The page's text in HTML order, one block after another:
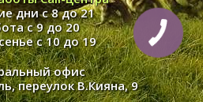
дни с 8 до 21
с 9 до 20
с 10 до 19
офис
переулок В.Кияна, 9